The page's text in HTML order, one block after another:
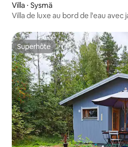
Villa ⋅ Sysmä
Villa de luxe au bord de l'eau avec
Superhôte
Superhôte